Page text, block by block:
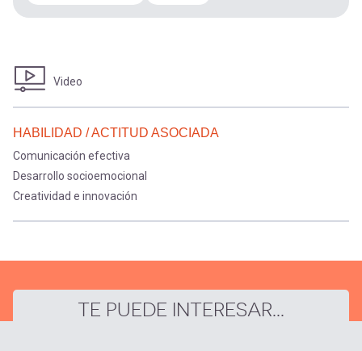
Video
HABILIDAD / ACTITUD ASOCIADA
Comunicación efectiva
Desarrollo socioemocional
Creatividad e innovación
TE PUEDE INTERESAR...